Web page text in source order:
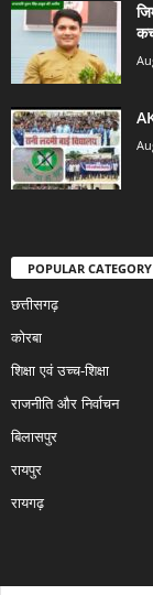
POPULAR CATEGORY
छत्तीसगढ़
कोरबा
शिक्षा एवं उच्च-शिक्षा
राजनीति और निर्वाचन
बिलासपुर
रायपुर
रायगढ़